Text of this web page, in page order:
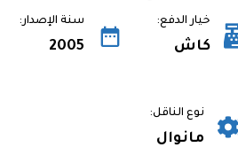
خيار الدفع:
كاش
سنة الإصدار:
2005
نوع الناقل:
مانوال